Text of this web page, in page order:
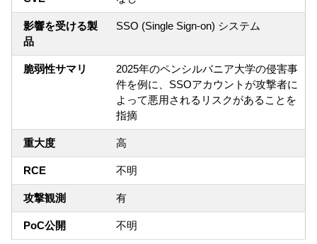
影響を受ける製
品
SSO (Single Sign-on) システム
脆弱性サマリ
2025年のペンシルバニア大学の侵害事
件を例に、SSOアカウントが攻撃者に
よって悪用されるリスクがあることを
指摘
重大度 高
RCE 不明
攻撃観測 有
PoC公開 不明